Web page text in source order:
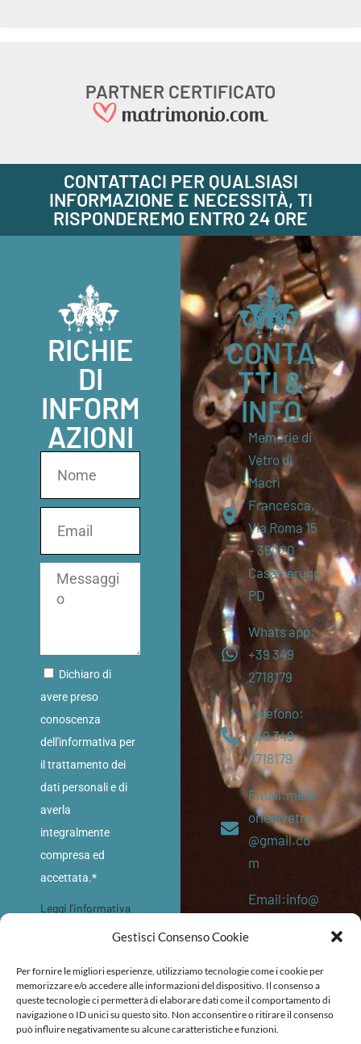
Gestisci Consenso Cookie
Per fornire le migliori esperienze, utilizziamo tecnologie come i cookie per
memorizzare e/o accedere alle informazioni del dispositivo. Il consenso a
queste tecnologie ci permetterà di elaborare dati come il comportamento di
navigazione o ID unici su questo sito. Non acconsentire o ritirare il consenso
può influire negativamente su alcune caratteristiche e funzioni.
PARTNER CERTIFICATO
CONTATTACI PER QUALSIASI
INFORMAZIONE E NECESSITÀ, TI
RISPONDEREMO ENTRO 24 ORE
RICHIE
DI
INFORM
AZIONI
Dichiaro di
avere preso
conoscenza
dell'informativa per
il trattamento dei
dati personali e di
averla
integralmente
compresa ed
accettata.*
Leggi l'informativa
INVIA
CONTA
TTI &
INFO
Memorie di
Vetro di
Macrì
Francesca,
Via Roma 15
– 35020
Casalserugo
PD
Whats app:
+39 349
2718179
Telefono:
+39 349
2718179
Email:mem
oriedivetro
@gmail.co
m
Email:info@
etro.eu
P. IVA:
053645202
87